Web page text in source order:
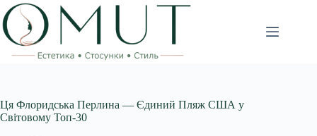
Перейти
до
вмісту
Ця Флоридська Перлина — Єдиний Пляж США у
Світовому Топ-30